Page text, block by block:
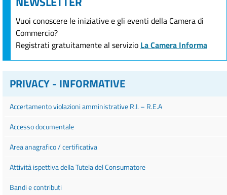
Vuoi conoscere le iniziative e gli eventi della Camera di
Commercio?
Registrati gratuitamente al servizio La Camera Informa
PRIVACY - INFORMATIVE
Accertamento violazioni amministrative R.I. – R.E.A
Accesso documentale
Area anagrafico / certificativa
Attività ispettiva della Tutela del Consumatore
Bandi e contributi